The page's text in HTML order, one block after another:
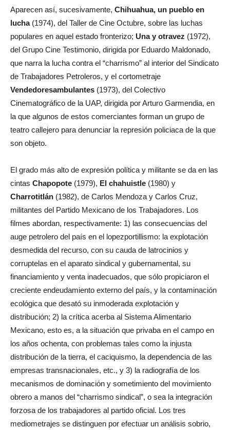
Aparecen así, sucesivamente, Chihuahua, un pueblo en
lucha(1974), del Taller de Cine Octubre, sobre las luchas
populares en aquel estado fronterizo; Una y otravez (1972),
del Grupo Cine Testimonio, dirigida por Eduardo Maldonado,
que narra la lucha contra el “charrismo” al interior del Sindicato
de Trabajadores Petroleros, y el cortometraje
Vendedoresambulantes (1973), del Colectivo
Cinematográfico de la UAP, dirigida por Arturo Garmendia, en
la que algunos de estos comerciantes forman un grupo de
teatro callejero para denunciar la represión policiaca de la que
son objeto.
El grado más alto de expresión política y militante se da en las
cintas Chapopote (1979), El chahuistle (1980) y
Charrotitlán (1982), de Carlos Mendoza y Carlos Cruz,
militantes del Partido Mexicano de los Trabajadores. Los
filmes abordan, respectivamente: 1) las consecuencias del
auge petrolero del país en el lopezportillismo: la explotación
desmedida del recurso, con su cauda de latrocinios y
corruptelas en el aparato sindical y gubernamental, su
financiamiento y venta inadecuados, que sólo propiciaron el
creciente endeudamiento externo del país, y la contaminación
ecológica que desató su inmoderada explotación y
distribución; 2) la crítica acerba al Sistema Alimentario
Mexicano, esto es, a la situación que privaba en el campo en
los años ochenta, con problemas tales como la injusta
distribución de la tierra, el caciquismo, la dependencia de las
empresas transnacionales, etc., y 3) la radiografía de los
mecanismos de dominación y sometimiento del movimiento
obrero a manos del “charrismo sindical”, o sea la integración
forzosa de los trabajadores al partido oficial. Los tres
mediometrajes se distinguen por efectuar un análisis sobrio,